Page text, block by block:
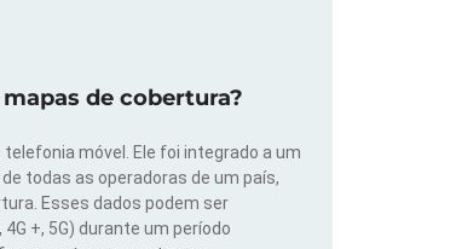
de cobertura?
móvel. Ele foi integrado a um
todas as operadoras de um país,
Esses dados podem ser
+, 5G) durante um período